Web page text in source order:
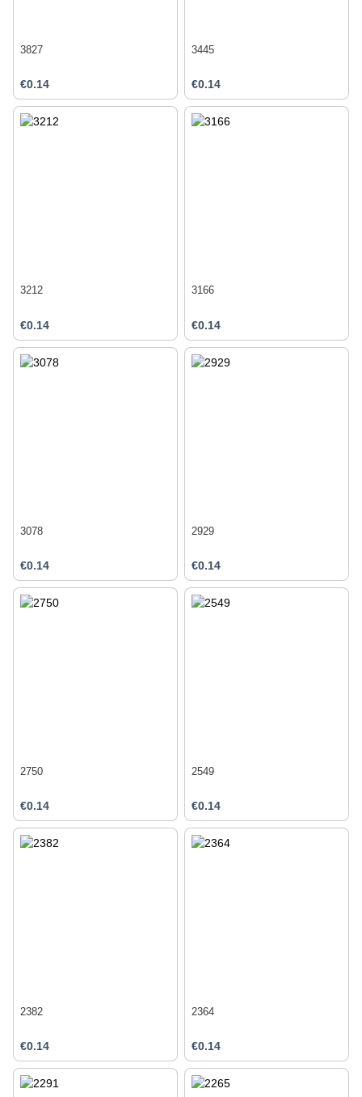
3827
€0.14
3445
€0.14
3212
€0.14
3166
€0.14
3078
€0.14
2929
€0.14
2750
€0.14
2549
€0.14
2382
€0.14
2364
€0.14